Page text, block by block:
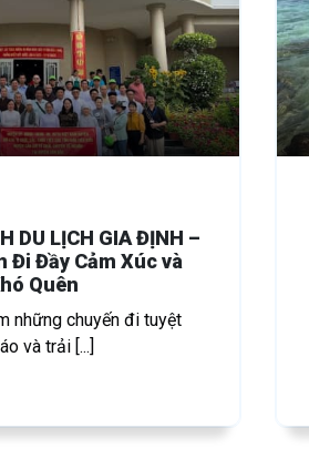
DU LỊCH GIA ĐỊNH –
Đi Đầy Cảm Xúc và
Quên
những chuyến đi tuyệt
và trải [...]